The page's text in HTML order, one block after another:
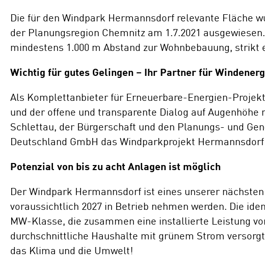
Die für den Windpark Hermannsdorf relevante Fläche
der Planungsregion Chemnitz am 1.7.2021
mindestens 1.000 m Abstand zur Wohnbebauung, strikt
Wichtig für gutes Gelingen – Ihr Partner für
Als Komplettanbieter für Erneuerbare-Energien-
und der offene und transparente Dialog auf
Schlettau, der Bürgerschaft und den Planungs- und
Deutschland GmbH das Windparkprojekt
Potenzial von bis zu acht Anlagen ist möglich
Der Windpark Hermannsdorf ist eines unserer
voraussichtlich 2027 in Betrieb nehmen werden. Die
MW-Klasse, die zusammen eine installierte Leistung
durchschnittliche Haushalte mit grünem Strom
das Klima und die Umwelt!